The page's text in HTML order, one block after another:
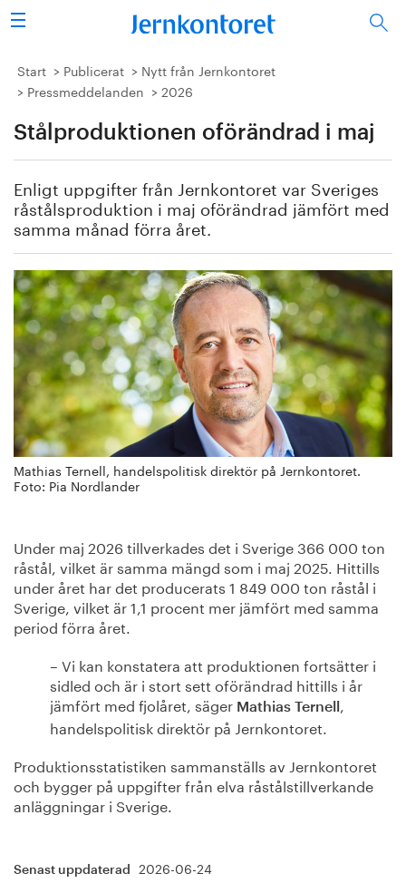
Sök
Stålindustrin
Forskning/utbildning
Energi/miljö
Vi tycker
Publicerat
Bildbank
Om oss
Start Publicerat
Nytt från Jernkontoret
Pressmeddelanden
2026
Stålproduktionen oförändrad i maj
Enligt uppgifter från Jernkontoret var Sveriges
råstålsproduktion i maj oförändrad jämfört med
samma månad förra året.
Mathias Ternell, handelspolitisk direktör på Jernkontoret.
Foto: Pia Nordlander
Under maj 2026 tillverkades det i Sverige 366 000 ton
råstål, vilket är samma mängd som i maj 2025. Hittills
under året har det producerats 1 849 000 ton råstål i
Sverige, vilket är 1,1 procent mer jämfört med samma
period förra året.
– Vi kan konstatera att produktionen fortsätter i
sidled och är i stort sett oförändrad hittills i år
jämfört med fjolåret, säger Mathias Ternell
,
handelspolitisk direktör på Jernkontoret.
Produktionsstatistiken sammanställs av Jernkontoret
och bygger på uppgifter från elva råstålstillverkande
anläggningar i Sverige.
Senast uppdaterad 2026-06-24